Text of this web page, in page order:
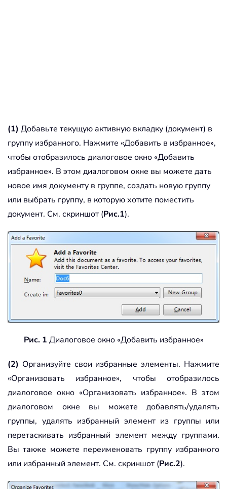
(1) Добавьте текущую активную вкладку (документ) в
группу избранного. Нажмите «Добавить в избранное»,
чтобы отобразилось диалоговое окно «Добавить
избранное». В этом диалоговом окне вы можете дать
новое имя документу в группе, создать новую группу
или выбрать группу, в которую хотите поместить
документ. См. скриншот (Рис.1).
Рис. 1 Диалоговое окно «Добавить избранное»
(2) Организуйте свои избранные элементы. Нажмите
«Организовать избранное», чтобы отобразилось
диалоговое окно «Организовать избранное». В этом
диалоговом окне вы можете добавлять/удалять
группы, удалять избранный элемент из группы или
перетаскивать избранный элемент между группами.
Вы также можете переименовать группу избранного
или избранный элемент. См. скриншот (Рис.2).